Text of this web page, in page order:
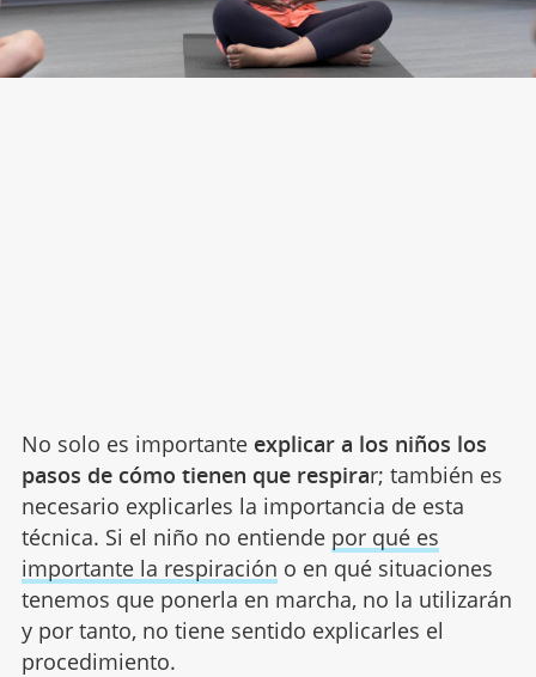
No solo es importante explicar a los niños los
pasos de cómo tienen que respirar; también es
necesario explicarles la importancia de esta
técnica. Si el niño no entiende por qué es
importante la respiración o en qué situaciones
tenemos que ponerla en marcha, no la utilizarán
y por tanto, no tiene sentido explicarles el
procedimiento.